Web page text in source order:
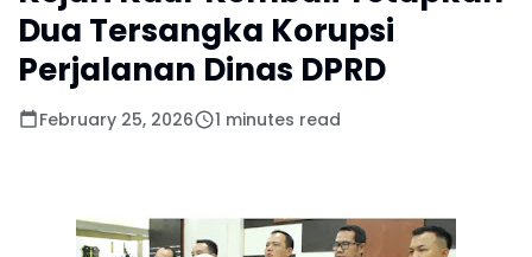
Dua Tersangka Korupsi
Perjalanan Dinas DPRD
February 25, 2026 1 minutes read